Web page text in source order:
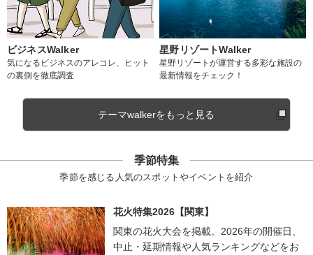
ビジネスWalker
気になるビジネスのアレコレ、ヒット
の裏側を徹底調査
星野リゾートWalker
星野リゾートが運営する多彩な施設の
最新情報をチェック！
テーマwalkerをもっと見る
季節特集
季節を感じる人気のスポットやイベントを紹介
花火特集2026【関東】
関東の花火大会を掲載。2026年の開催日、
中止・延期情報や人気ランキングなどをお